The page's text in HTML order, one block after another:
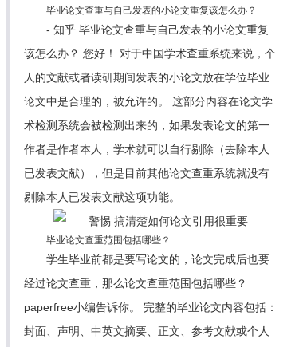
毕业论文查重与自己发表的小论文重复该怎么办？
- 知乎 毕业论文查重与自己发表的小论文重复
该怎么办？ 您好！ 对于中国学术查重系统来说，个
人的文献或者读研期间发表的小论文放在学位毕业
论文中是合理的，被允许的。 这部分内容在论文学
术检测系统会被检测出来的，如果发表论文的第一
作者是作者本人，学术就可以自行剔除（去除本人
已发表文献），但是目前其他论文查重系统就没有
剔除本人已发表文献这项功能。
毕业论文查重范围包括哪些？
学生毕业前都是要写论文的，论文完成后也要
经过论文查重，那么论文查重范围包括哪些？
paperfree小编告诉你。 完整的毕业论文内容包括：
封面、声明、中英文摘要、正文、参考文献或个人